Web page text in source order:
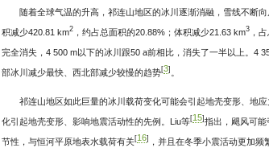
随着全球气温的升高，祁连山地区的冰川逐渐消融，雪线不断
积减少420.81 km2，约占总面积的20.88%；体积减少21.63 km3，占
完全消失，4 500 m以下的冰川跟50 a前相比，消失了一半以上。4
部冰川减少最快、西北部减少较慢的趋势[3]
祁连山地区如此巨量的冰川载荷变化可能会引起地壳变形、地
化引起地壳变形、影响地震活动性的先例。Liu等[15] 指出，飓风可能
节性，与恒河平原地表水载荷有关[16] ，并且在冬季小震活动更加频